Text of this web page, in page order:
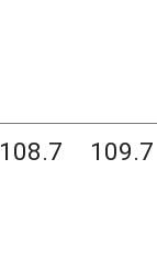
108.7
109.7